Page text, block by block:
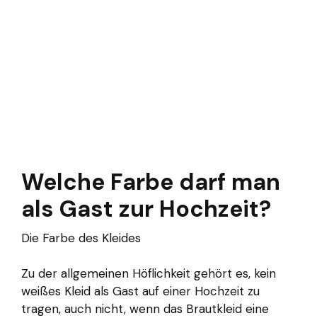
Welche Farbe darf man
als Gast zur Hochzeit?
Die Farbe des Kleides
Zu der allgemeinen Höflichkeit gehört es, kein
weißes Kleid als Gast auf einer Hochzeit zu
tragen, auch nicht, wenn das Brautkleid eine